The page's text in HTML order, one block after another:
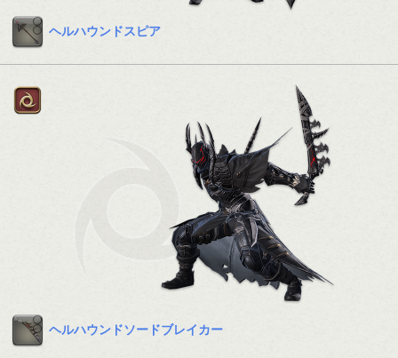
ヘルハウンドスピア
ヘルハウンドソードブレイカー